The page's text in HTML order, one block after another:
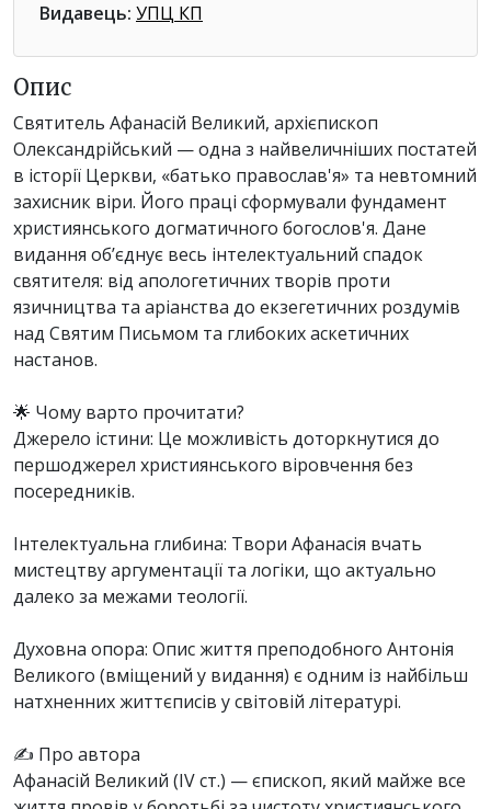
Видавець: УПЦ КП
Опис
Святитель Афанасій Великий, архієпископ
Олександрійський — одна з найвеличніших постатей
в історії Церкви, «батько православ'я» та невтомний
захисник віри. Його праці сформували фундамент
християнського догматичного богослов'я. Дане
видання об’єднує весь інтелектуальний спадок
святителя: від апологетичних творів проти
язичництва та аріанства до екзегетичних роздумів
над Святим Письмом та глибоких аскетичних
настанов.
🌟 Чому варто прочитати?
Джерело істини: Це можливість доторкнутися до
першоджерел християнського віровчення без
посередників.
Інтелектуальна глибина: Твори Афанасія вчать
мистецтву аргументації та логіки, що актуально
далеко за межами теології.
Духовна опора: Опис життя преподобного Антонія
Великого (вміщений у видання) є одним із найбільш
натхненних життєписів у світовій літературі.
✍️ Про автора
Афанасій Великий (IV ст.) — єпископ, який майже все